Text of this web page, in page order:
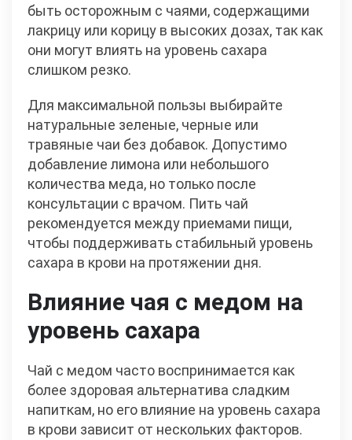
быть осторожным с чаями, содержащими
лакрицу или корицу в высоких дозах, так как
они могут влиять на уровень сахара
слишком резко.
Для максимальной пользы выбирайте
натуральные зеленые, черные или
травяные чаи без добавок. Допустимо
добавление лимона или небольшого
количества меда, но только после
консультации с врачом. Пить чай
рекомендуется между приемами пищи,
чтобы поддерживать стабильный уровень
сахара в крови на протяжении дня.
Влияние чая с медом на
уровень сахара
Чай с медом часто воспринимается как
более здоровая альтернатива сладким
напиткам, но его влияние на уровень сахара
в крови зависит от нескольких факторов.